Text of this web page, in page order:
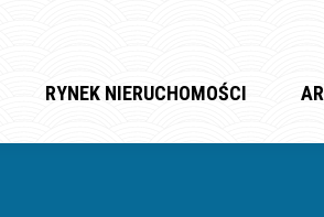
RYNEK NIERUCHOMOŚCI